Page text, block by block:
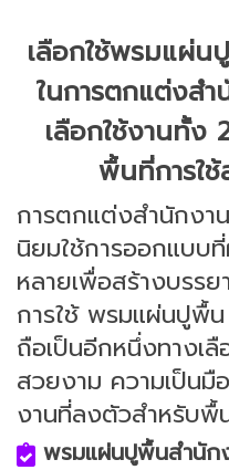
เลือกใช้พรมแผ่น
ในการตกแต่งส
เลือกใช้งานทั้
พื้นที่การใ
การตกแต่งสำนักงา
นิยมใช้การออกแบบ
หลายเพื่อสร้างบรร
การใช้ พรมแผ่นปูพื้
ถือเป็นอีกหนึ่งทางเ
สวยงาม ความเป็น
งานที่ลงตัวสำหรับพื้
พรมแผ่นปูพื้นสำนัก